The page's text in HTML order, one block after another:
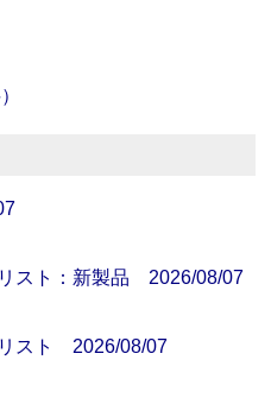
スト：新製品 2026/08/07
スト 2026/08/07